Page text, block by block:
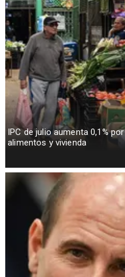
IPC de julio aumenta 0,1% por
alimentos y vivienda